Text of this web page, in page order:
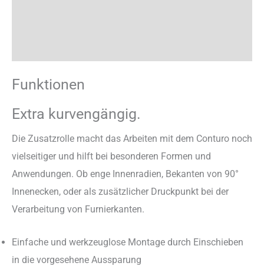
Funktionen
Extra kurvengängig.
Die Zusatzrolle macht das Arbeiten mit dem Conturo noch
vielseitiger und hilft bei besonderen Formen und
Anwendungen. Ob enge Innenradien, Bekanten von 90°
Innenecken, oder als zusätzlicher Druckpunkt bei der
Verarbeitung von Furnierkanten.
Einfache und werkzeuglose Montage durch Einschieben
in die vorgesehene Aussparung